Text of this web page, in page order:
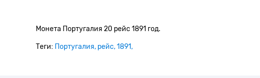
Монета Португалия 20 рейс 1891 год.
Теги: Португалия рейс 1891